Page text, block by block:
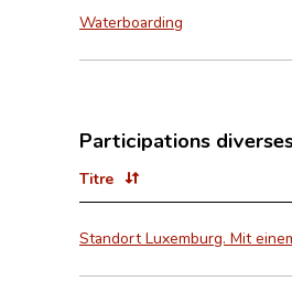
Waterboarding
Participations
Titre
Standort Luxemburg. Mit